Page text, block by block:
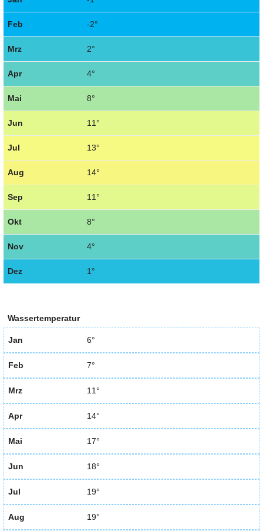
Feb -2°
Mrz 2°
Apr 4°
Mai 8°
Jun 11°
Jul 13°
Aug 14°
Sep 11°
Okt 8°
Nov 4°
Dez 1°
Wassertemperatur
Jan 6°
Feb 7°
Mrz 11°
Apr 14°
Mai 17°
Jun 18°
Jul 19°
Aug 19°